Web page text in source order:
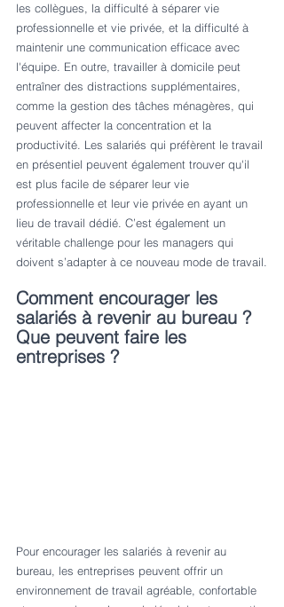
les collègues, la difficulté à séparer vie
professionnelle et vie privée, et la difficulté à
maintenir une communication efficace avec
l'équipe. En outre, travailler à domicile peut
entraîner des distractions supplémentaires,
comme la gestion des tâches ménagères, qui
peuvent affecter la concentration et la
productivité. Les salariés qui préfèrent le travail
en présentiel peuvent également trouver qu'il
est plus facile de séparer leur vie
professionnelle et leur vie privée en ayant un
lieu de travail dédié. C’est également un
véritable challenge pour les managers qui
doivent s’adapter à ce nouveau mode de travail.
Comment encourager les
salariés à revenir au bureau ?
Que peuvent faire les
entreprises ?
Pour encourager les salariés à revenir au
bureau, les entreprises peuvent offrir un
environnement de travail agréable, confortable